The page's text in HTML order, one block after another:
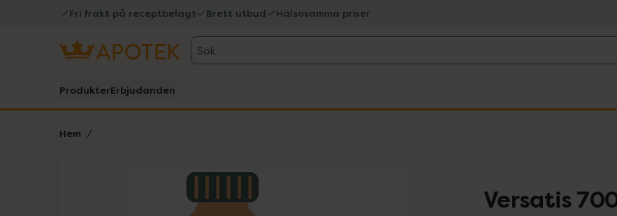
Fri frakt på receptbelagt Brett utbud Hälsosamma priser
Sök
ProdukterErbjudanden
Hem
Lista: . Innehåller 1 objekt. Versatis